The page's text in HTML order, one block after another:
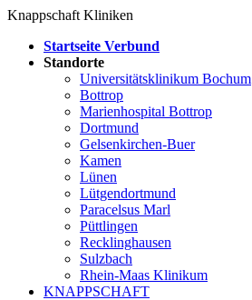
Knappschaft Kliniken
Startseite Verbund
Standorte
Universitätsklinikum Bochum
Bottrop
Marienhospital Bottrop
Dortmund
Gelsenkirchen-Buer
Kamen
Lünen
Lütgendortmund
Paracelsus Marl
Püttlingen
Recklinghausen
Sulzbach
Rhein-Maas Klinikum
KNAPPSCHAFT